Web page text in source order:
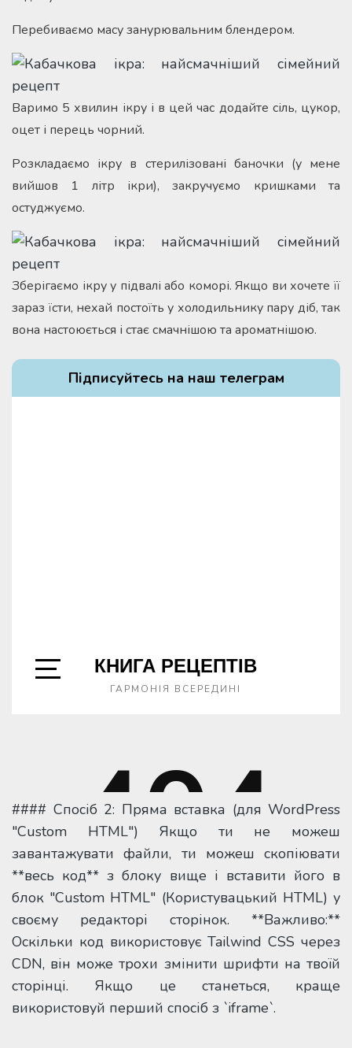
Перебиваємо масу занурювальним блендером.
Варимо 5 хвилин ікру і в цей час додайте сіль, цукор,
оцет і перець чорний.
Розкладаємо ікру в стерилізовані баночки (у мене
вийшов 1 літр ікри), закручуємо кришками та
остуджуємо.
Зберігаємо ікру у підвалі або коморі. Якщо ви хочете її
зараз їсти, нехай постоїть у холодильнику пару діб, так
вона настоюється і стає смачнішою та ароматнішою.
#### Спосіб 2: Пряма вставка (для WordPress
"Custom HTML") Якщо ти не можеш
завантажувати файли, ти можеш скопіювати
**весь код** з блоку вище і вставити його в
блок "Custom HTML" (Користувацький HTML) у
своєму редакторі сторінок. **Важливо:**
Оскільки код використовує Tailwind CSS через
CDN, він може трохи змінити шрифти на твоїй
сторінці. Якщо це станеться, краще
використовуй перший спосіб з `iframe`.